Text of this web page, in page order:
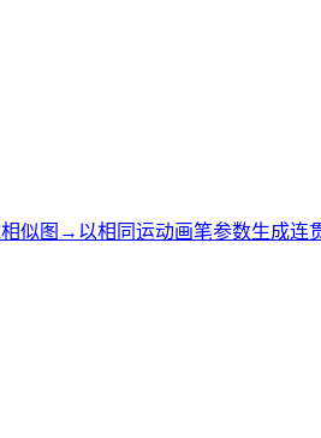
似图→以相同运动画笔参数生成